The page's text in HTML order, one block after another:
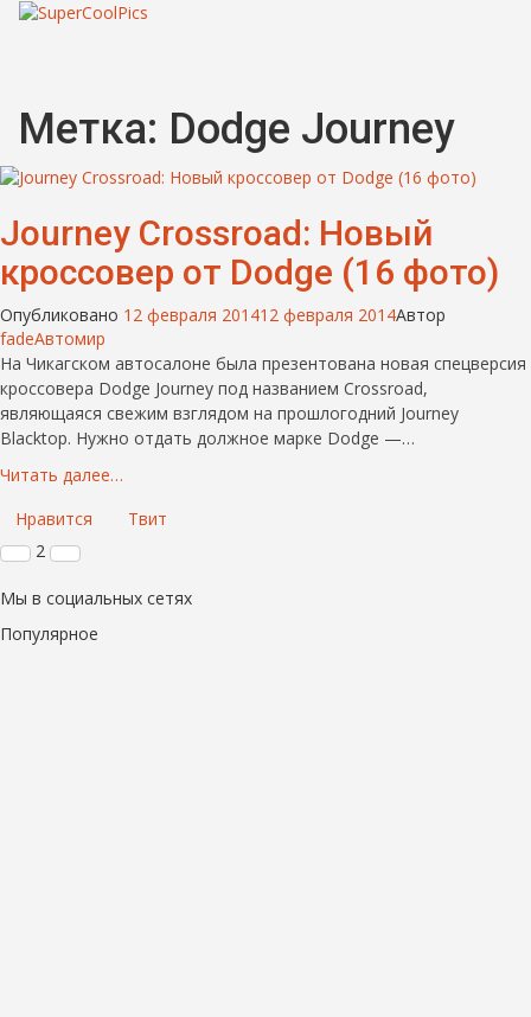
Метка: Dodge Journey
Journey Crossroad: Новый
кроссовер от Dodge (16 фото)
Опубликовано 12 февраля 201412 февраля 2014Автор
fadeАвтомир
На Чикагском автосалоне была презентована новая спецверсия
кроссовера Dodge Journey под названием Crossroad,
являющаяся свежим взглядом на прошлогодний Journey
Blacktop. Нужно отдать должное марке Dodge —…
Читать далее…
Нравится
Твит
2
Мы в социальных сетях
Популярное